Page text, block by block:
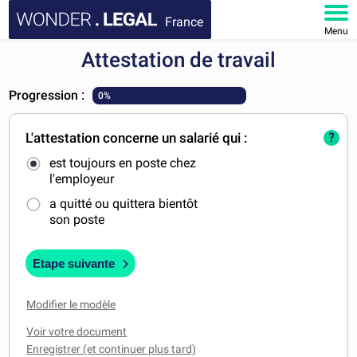
France
Menu
DOCUMENTS
FAQ
MON COMPTE
Attestation de travail
Progression : 0%
L'attestation concerne un salarié qui :
est toujours en poste chez
l'employeur
a quitté ou quittera bientôt
son poste
?
Etape suivante
Modifier le modèle
Voir votre document